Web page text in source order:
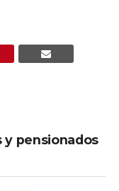
y pensionados